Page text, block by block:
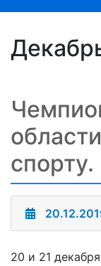
спорту.
20 и 21